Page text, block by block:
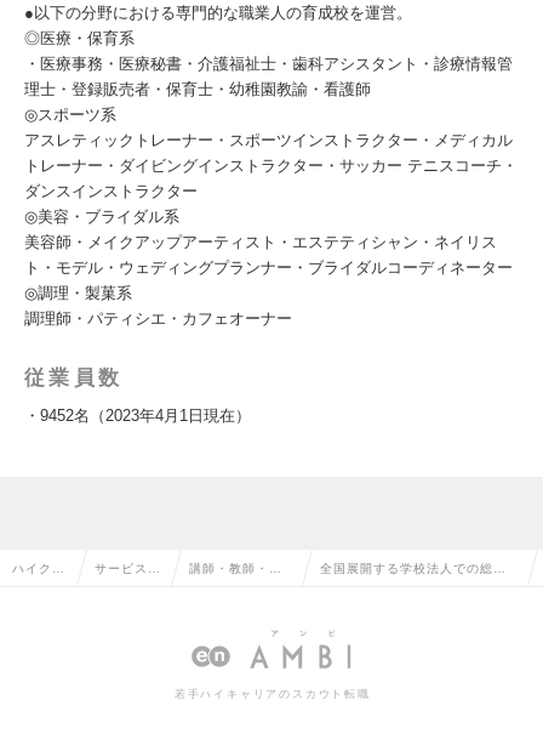
●以下の分野における専門的な職業人の育成校を運営。
◎医療・保育系
・医療事務・医療秘書・介護福祉士・歯科アシスタント・診療情報管
理士・登録販売者・保育士・幼稚園教諭・看護師
◎スポーツ系
アスレティックトレーナー・スポーツインストラクター・メディカル
トレーナー・ダイビングインストラクター・サッカー テニスコーチ・
ダンスインストラクター
◎美容・ブライダル系
美容師・メイクアップアーティスト・エステティシャン・ネイリス
ト・モデル・ウェディングプランナー・ブライダルコーディネーター
◎調理・製菓系
調理師・パティシエ・カフェオーナー
従業員数
・9452名（2023年4月1日現在）
ハイクラ サービス・ 講師・教師・イ
の転職
全国展開する学校法人での総合
求人情報
若手ハイキャリアのスカウト転職